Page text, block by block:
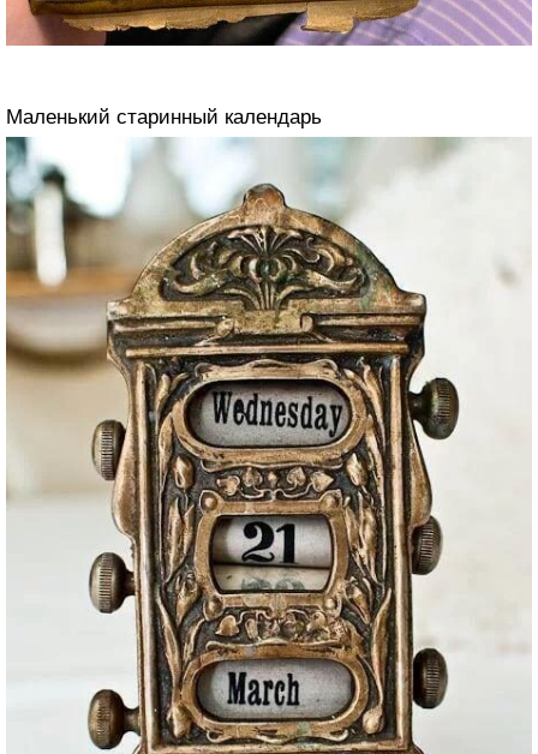
Маленький старинный календарь